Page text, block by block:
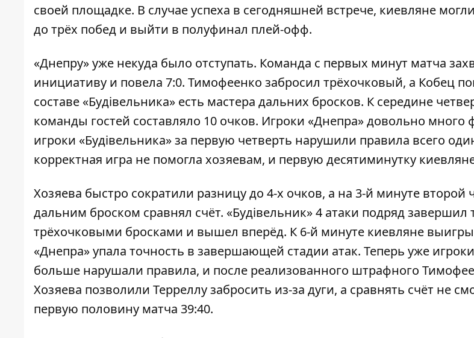
своей площадке. В случае успеха в сегодняшней встрече, киевляне
до трёх побед и выйти в полуфинал плей-офф.
«Днепру» уже некуда было отступать. Команда с первых минут матча
инициативу и повела 7:0. Тимофеенко забросил трёхочковый, а Кобец
составе «Будівельника» есть мастера дальних бросков. К середине
команды гостей составляло 10 очков. Игроки «Днепра» довольно много
игроки «Будівельника» за первую четверть нарушили правила всего
корректная игра не помогла хозяевам, и первую десятиминутку
Хозяева быстро сократили разницу до 4-х очков, а на 3-й минуте второй
дальним броском сравнял счёт. «Будівельник» 4 атаки подряд
трёхочковыми бросками и вышел вперёд. К 6-й минуте киевляне
«Днепра» упала точность в завершающей стадии атак. Теперь уже
больше нарушали правила, и после реализованного штрафного
Хозяева позволили Терреллу забросить из-за дуги, а сравнять счёт не
первую половину матча 39:40.